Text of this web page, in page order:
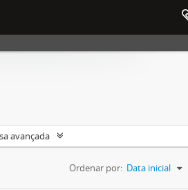
avançada
Ordenar por: Data inicial